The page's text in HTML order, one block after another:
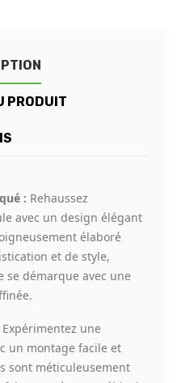
PRODUIT
: Rehaussez
avec un design élégant
élaboré
et de style,
se démarque avec une
Expérimentez une
un montage facile et
sont méticuleusement